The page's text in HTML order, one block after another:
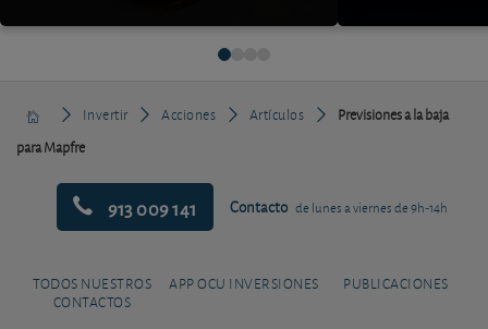
Invertir Acciones Artículos
Previsiones a la baja
para Mapfre
913 009 141 Contacto de lunes a viernes de 9h-14h
TODOS NUESTROS
CONTACTOS
APP OCU INVERSIONES PUBLICACIONES